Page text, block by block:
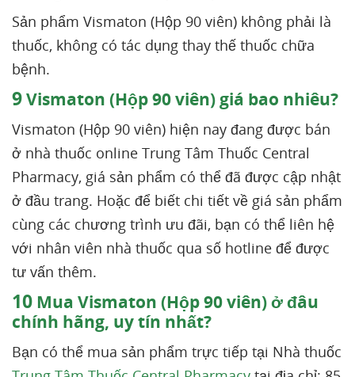
Sản phẩm Vismaton (Hộp 90 viên) không phải là
thuốc, không có tác dụng thay thế thuốc chữa
bệnh.
9Vismaton (Hộp 90 viên) giá bao nhiêu?
Vismaton (Hộp 90 viên) hiện nay đang được bán
ở nhà thuốc online Trung Tâm Thuốc Central
Pharmacy, giá sản phẩm có thể đã được cập nhật
ở đầu trang. Hoặc để biết chi tiết về giá sản phẩm
cùng các chương trình ưu đãi, bạn có thể liên hệ
với nhân viên nhà thuốc qua số hotline để được
tư vấn thêm.
10 Mua Vismaton (Hộp 90 viên) ở đâu
chính hãng, uy tín nhất?
Bạn có thể mua sản phẩm trực tiếp tại Nhà thuốc